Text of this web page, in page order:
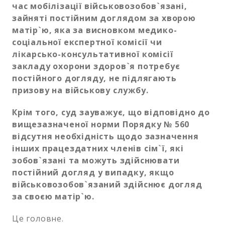
час мобілізації військовозобов`язані,
зайняті постійним доглядом за хворою
матір`ю, яка за висновком медико-
соціальної експертної комісії чи
лікарсько-консультативної комісії
закладу охорони здоров`я потребує
постійного догляду, не підлягають
призову на військову службу.
Крім того, суд зауважує, що відповідно до
вищезазначеної норми Порядку № 560
відсутня необхідність щодо зазначення
інших працездатних членів сім`ї, які
зобов`язані та можуть здійснювати
постійний догляд у випадку, якщо
військовозобов`язаний здійснює догляд
за своєю матір`ю.
Це головне.